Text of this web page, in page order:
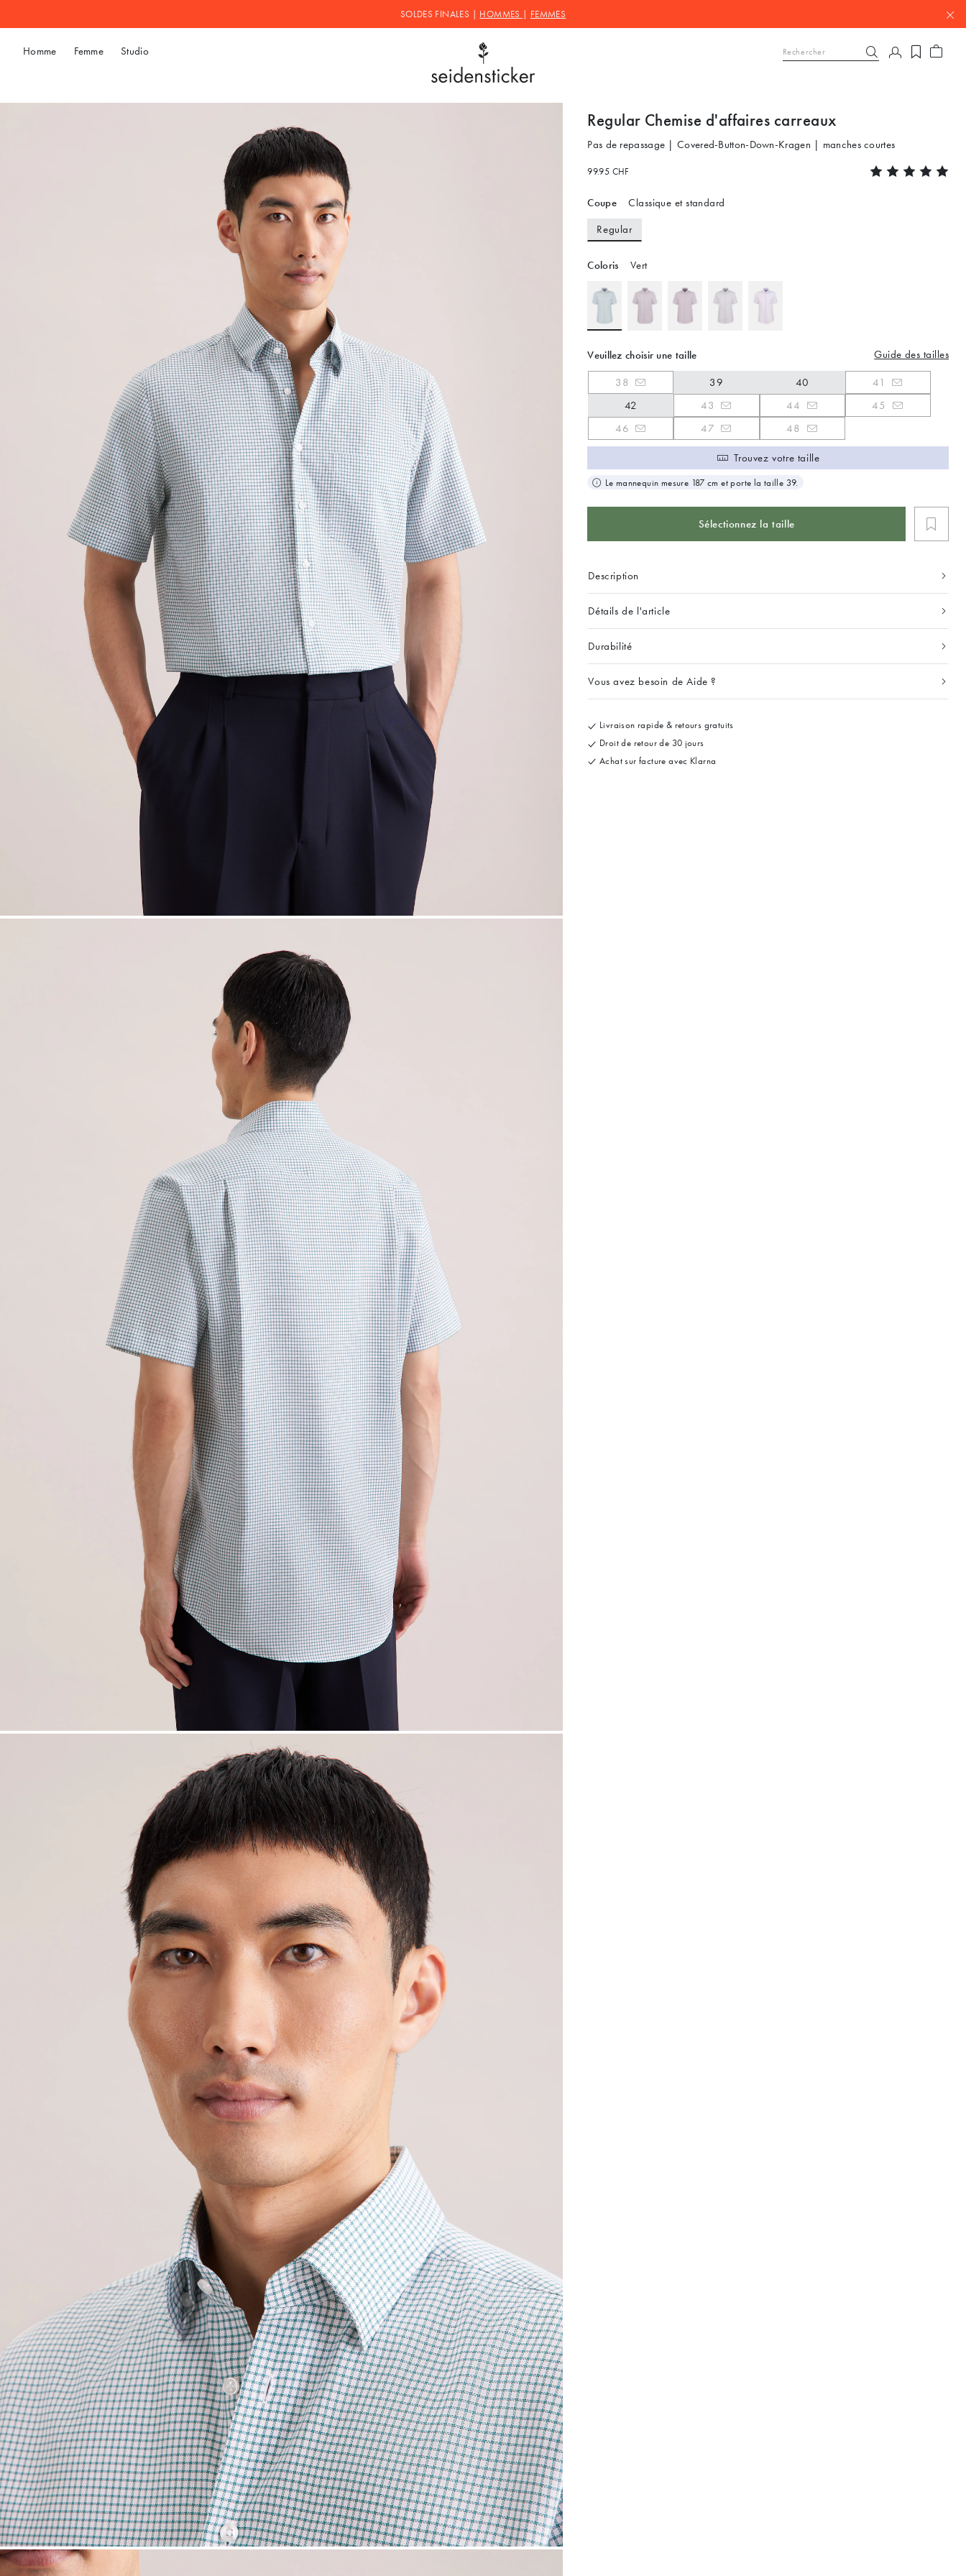
SOLDES FINALES | HOMMES FEMMES
Homme Femme Studio
Regular Chemise d'affaires carreaux
Pas de repassage | Covered-Button-Down-Kragen | manches courtes
99.95 CHF
Coupe Classique et standard
Regular
Coloris Vert
Veuillez choisir une taille Guide des tailles
38 39 40
41
42
43 44
45
46
47 48
Trouvez votre taille
Le mannequin mesure 187 cm et porte la taille 39.
Sélectionnez la taille
Description
Détails de l'article
Durabilité
Vous avez besoin de Aide ?
Livraison rapide & retours gratuits
Droit de retour de 30 jours
Achat sur facture avec Klarna